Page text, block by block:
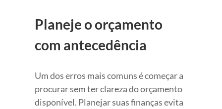
Planeje o orçamento
com antecedência
Um dos erros mais comuns é começar a
procurar sem ter clareza do orçamento
disponível. Planejar suas finanças evita